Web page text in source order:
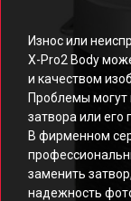
Износ или
X-Pro2 Body
и качеством
Проблемы
затвора или его
В фирменном
заменить
надежность